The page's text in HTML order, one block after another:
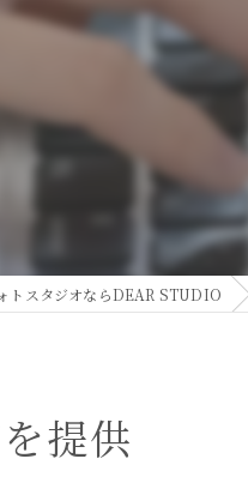
トスタジオならDEAR STUDIO
提供